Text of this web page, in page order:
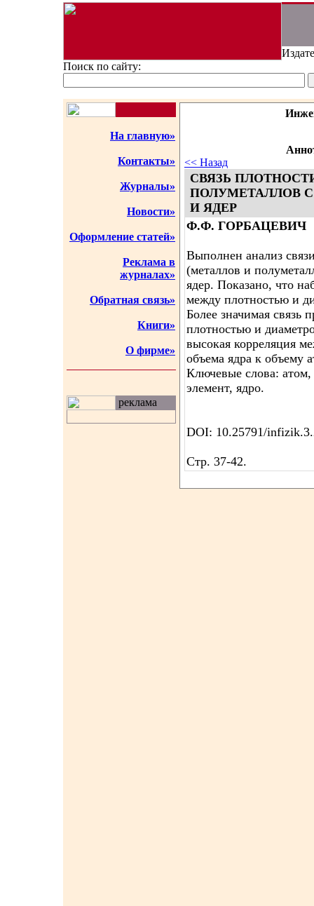
Поиск по сайту:
На главную»
Контакты»
Журналы»
Новости»
Оформление статей»
Реклама в
журналах»
Обратная связь»
Книги»
О фирме»
реклама
<< Назад
СВЯЗЬ
ПОЛУМЕТАЛЛОВ
И ЯДЕР
Ф.Ф. ГОРБАЦЕВИЧ
Выполнен анализ
(металлов и
ядер. Показано, что
между плотностью и
Более значимая связь
плотностью и
высокая корреляция
объема ядра к объему
Ключевые слова: атом,
элемент, ядро.
DOI: 10.25791/
Стр. 37-42.